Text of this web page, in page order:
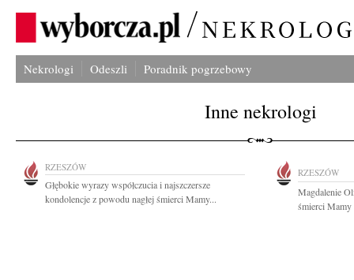
Nekrologi Odeszli Poradnik pogrzebowy
Inne nekrologi
RZESZÓW
Głębokie wyrazy współczucia i najszczersze
kondolencje z powodu nagłej śmierci Mamy...
RZESZÓW
Magdalenie
śmierci Mamy